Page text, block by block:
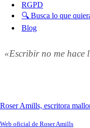
RGPD
🔍 Busca lo que
Blog
«Escribir no me hace
Roser Amills, escritora
Web oficial de Roser Amills